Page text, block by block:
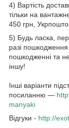
4) Вартість
тільки на
450 грн,
5) Будь ласка,
разі пошкодження
пошкодженні та
іншу!
Інші варіанти
посиланню —
manyaki​
Відгуки - http://